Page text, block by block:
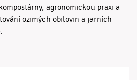
agronomickou praxi a
ozimých obilovin a jarních